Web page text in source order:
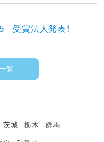
受賞法人発表！
覧
茨城 栃木 群馬